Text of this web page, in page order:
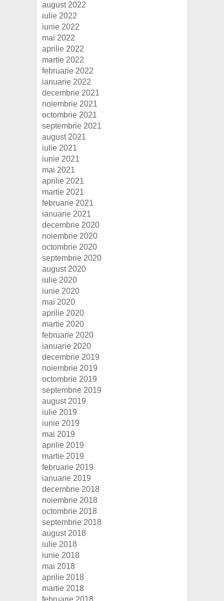
august 2022
iulie 2022
iunie 2022
mai 2022
aprilie 2022
martie 2022
februarie 2022
ianuarie 2022
decembrie 2021
noiembrie 2021
octombrie 2021
septembrie 2021
august 2021
iulie 2021
iunie 2021
mai 2021
aprilie 2021
martie 2021
februarie 2021
ianuarie 2021
decembrie 2020
noiembrie 2020
octombrie 2020
septembrie 2020
august 2020
iulie 2020
iunie 2020
mai 2020
aprilie 2020
martie 2020
februarie 2020
ianuarie 2020
decembrie 2019
noiembrie 2019
octombrie 2019
septembrie 2019
august 2019
iulie 2019
iunie 2019
mai 2019
aprilie 2019
martie 2019
februarie 2019
ianuarie 2019
decembrie 2018
noiembrie 2018
octombrie 2018
septembrie 2018
august 2018
iulie 2018
iunie 2018
mai 2018
aprilie 2018
martie 2018
februarie 2018